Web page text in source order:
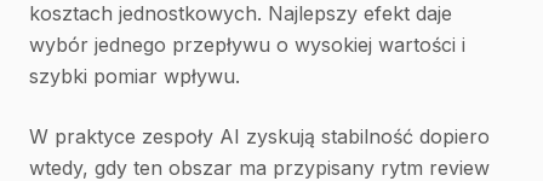
kosztach jednostkowych. Najlepszy efekt daje
wybór jednego przepływu o wysokiej wartości i
szybki pomiar wpływu.
W praktyce zespoły AI zyskują stabilność dopiero
wtedy, gdy ten obszar ma przypisany rytm review